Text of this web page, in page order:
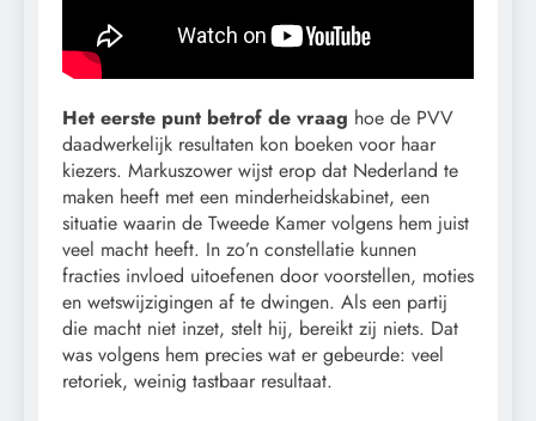
Het eerste punt betrof de vraag hoe de PVV
daadwerkelijk resultaten kon boeken voor haar
kiezers. Markuszower wijst erop dat Nederland te
maken heeft met een minderheidskabinet, een
situatie waarin de Tweede Kamer volgens hem juist
veel macht heeft. In zo’n constellatie kunnen
fracties invloed uitoefenen door voorstellen, moties
en wetswijzigingen af te dwingen. Als een partij
die macht niet inzet, stelt hij, bereikt zij niets. Dat
was volgens hem precies wat er gebeurde: veel
retoriek, weinig tastbaar resultaat.